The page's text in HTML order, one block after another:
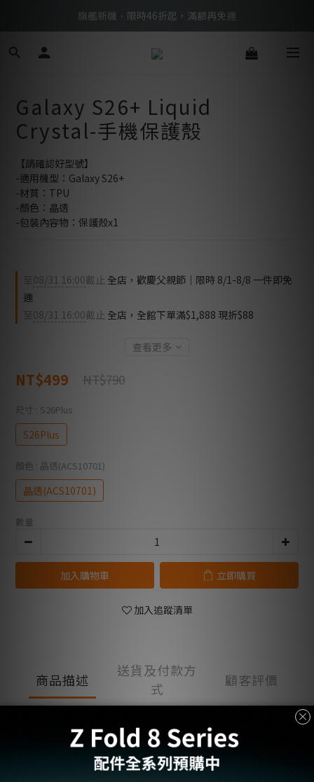
BTS限定優惠滿額現折再送好禮 → 手刀下單
旗艦新機．限時46折起，滿額再免運
BTS限定優惠滿額現折再送好禮 → 手刀下單
Galaxy S26+ Liquid
Crystal-手機保護殼
【請確認好型號】
-適用機型：Galaxy S26+
-材質：TPU
-顏色：晶透
-包裝內容物：保護殼x1
至 08/31 16:00截止 全店，歡慶父親節｜限時 8/1-8/8 一件即免
運
至08/31 16:00截止 全店，全館下單滿$1,888 現折$88
查看更多
NT$499 NT$790
尺寸 : S26Plus
S26Plus
顏色 : 晶透(ACS10701)
晶透(ACS10701)
數量
加入購物車 立即購買
加入追蹤清單
商品描述
送貨及付款方
式
顧客評價
商品描述